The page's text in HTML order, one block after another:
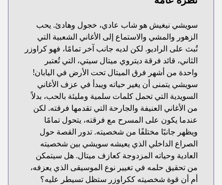
سويشي نيغيش هو شاب عادي، خجول وهادئ. يحب
الزهور والمشي والاستماع إلى الأغاني الشعبية التي
تُبث على الراديو. لكن لديه جانب آخر تمامًا، فهو كراوزر
الثاني، قائد فرقة ديتروي ميتال سيتي، التي تُعتبر
واحدة من أشهر فرق الميتال تحت الأرض في اليابان!
سويشي يتمنى أن يغير حياته ويبدأ في عزف الأغاني
السويدية التي تحمل كلمات سلمية ومليئة بالحب، بدلاً
من الأغاني العنيفة والجارحة التي تقدمها فرقته. لكن
عندما يكون على المسرح مع فرقته، يتحول تمامًا
ويظهر جانبًا مختلفًا من شخصيته. تدور القصة حول
الصراع الداخلي الذي يعيشه سويشي بين شخصيته
العادية وحياته المزدوجة كعازف ميتال. هل سيتمكن
من تحقيق حلمه في تغيير نوع الموسيقى الذي يعزفه،
أم أن قوة شخصيته ككراوزر ستظل تسيطر عليه؟